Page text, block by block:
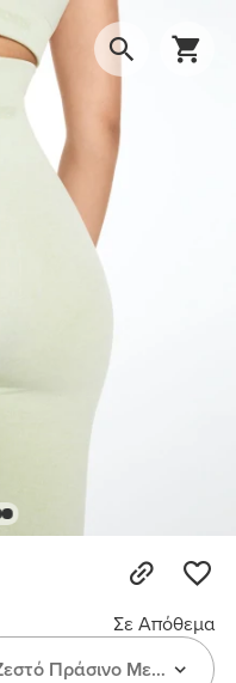
Σε Απόθεμα
Πράσινο Μελανζέ